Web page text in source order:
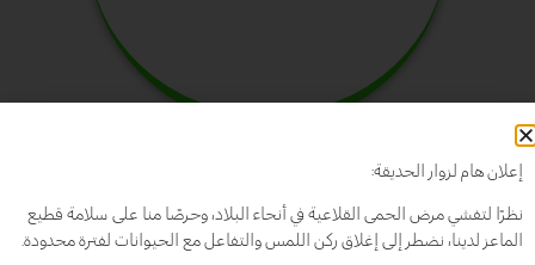
إعلان هام لزوار الحديقة:
نظرًا لتفشي مرض الحمى القلاعية في أنحاء البلاد، وحرصًا منا على سلامة قطيع
الماعز لدينا، نضطر إلى إغلاق ركن اللمس والتفاعل مع الحيوانات لفترة محدودة.